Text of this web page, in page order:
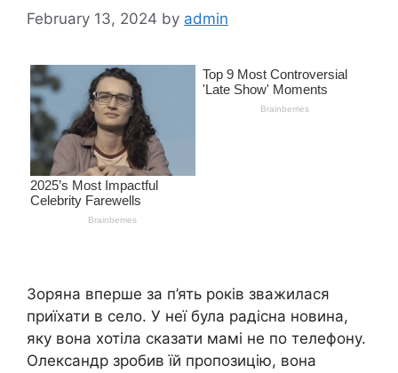
February 13, 2024 by admin
Зоряна вперше за п’ять років зважилася
приїхати в село. У неї була радісна новина,
яку вона хотіла сказати мамі не по телефону.
Олександр зробив їй пропозицію, вона